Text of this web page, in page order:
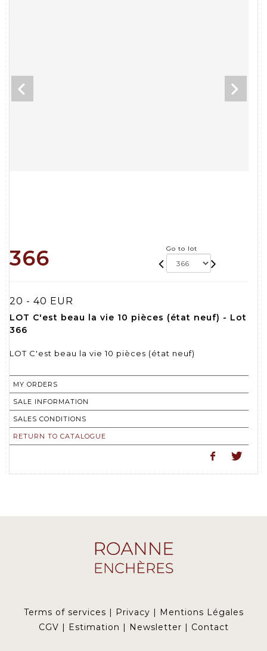
366 Go to lot
20 - 40 EUR
LOT C'est beau la vie 10 pièces (état neuf) - Lot
366
LOT C'est beau la vie 10 pièces (état neuf)
MY ORDERS
SALE INFORMATION
SALES CONDITIONS
RETURN TO CATALOGUE
Terms of services Privacy
Mentions Légales
CGV
Estimation Newsletter Contact